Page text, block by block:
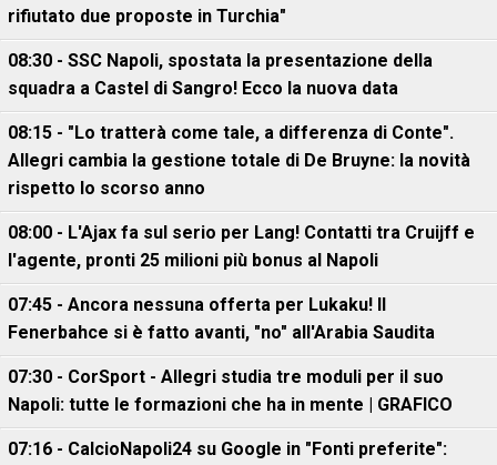
rifiutato due proposte in Turchia"
08:30 - SSC Napoli, spostata la presentazione della
squadra a Castel di Sangro! Ecco la nuova data
08:15 - "Lo tratterà come tale, a differenza di Conte".
Allegri cambia la gestione totale di De Bruyne: la novità
rispetto lo scorso anno
08:00 - L'Ajax fa sul serio per Lang! Contatti tra Cruijff e
l'agente, pronti 25 milioni più bonus al Napoli
07:45 - Ancora nessuna offerta per Lukaku! Il
Fenerbahce si è fatto avanti, "no" all'Arabia Saudita
07:30 - CorSport - Allegri studia tre moduli per il suo
Napoli: tutte le formazioni che ha in mente | GRAFICO
07:16 - CalcioNapoli24 su Google in "Fonti preferite":